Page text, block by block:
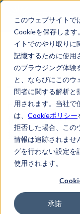
このウェブサイトで
Cookieを保存しま
イトでのやり取りに
記憶するために使用
のブラウジング体験
と、ならびにこのウ
問者に関する解析と
用されます。当社で
は、 Cookieポリシー
拒否した場合、この
情報は追跡されませ
グを行わない設定を
使用されます。
承諾
FRONTEOの
析、三菱UFJ
採用が決定